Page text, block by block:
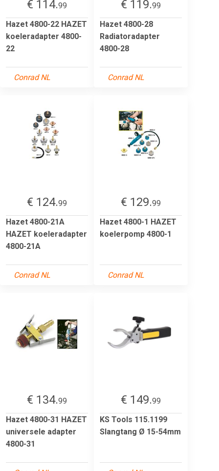
€ 114.99
Hazet 4800-22 HAZET
koeleradapter 4800-
22
Conrad NL
€ 119.99
Hazet 4800-28
Radiatoradapter
4800-28
Conrad NL
€ 124.99
Hazet 4800-21A
HAZET koeleradapter
4800-21A
Conrad NL
€ 129.99
Hazet 4800-1 HAZET
koelerpomp 4800-1
Conrad NL
€ 134.99
Hazet 4800-31 HAZET
universele adapter
4800-31
€ 149.99
KS Tools 115.1199
Slangtang Ø 15-54mm